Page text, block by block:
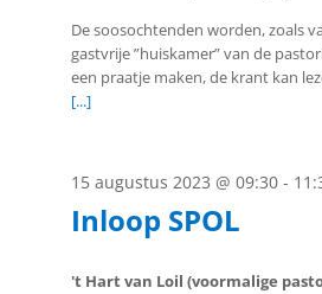
De soosochtenden worden, zoals
gastvrije ”huiskamer” van de
een praatje maken, de krant kan
[...]
15 augustus 2023 @ 09:30 -
Inloop SPOL
't Hart van Loil (voormalige